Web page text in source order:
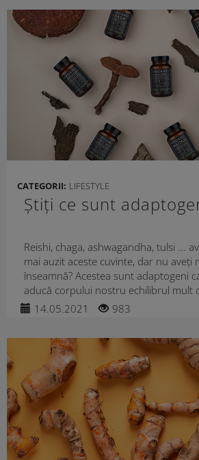
CATEGORII: LIFESTYLE
Știți ce sunt
Reishi, chaga, ashwagandha, tulsi ...
mai auzit aceste cuvinte, dar nu aveți
înseamnă? Acestea sunt adaptogeni
aducă corpului nostru echilibrul mult
14.05.2021
983